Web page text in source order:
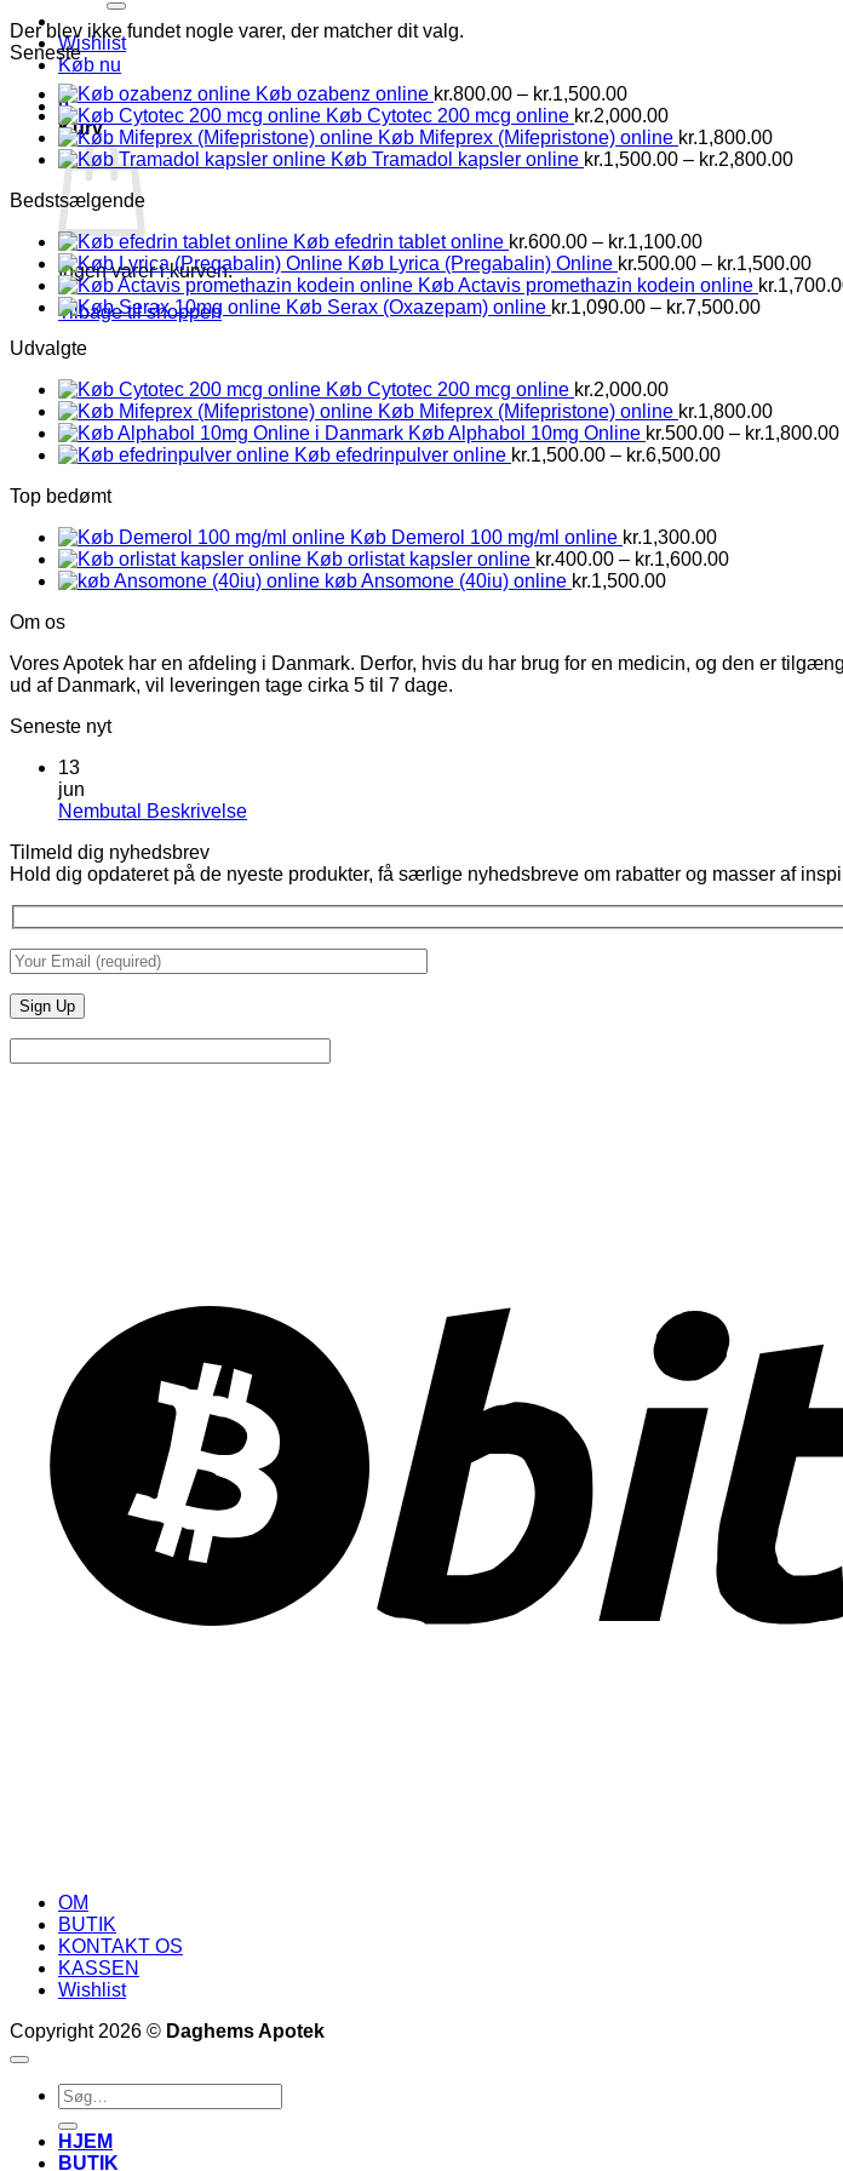
Wishlist
Køb nu
0
Kurv
Ingen varer i kurven.
Tilbage til shoppen
Der blev ikke fundet nogle varer, der matcher dit valg.
Seneste
Køb ozabenz online kr.800.00 – kr.1,500.00Prisinterval:
kr.800.00
til
kr.1,500.00
Køb Cytotec 200 mcg online kr.2,000.00
Køb Mifeprex (Mifepristone) online kr.1,800.00
Køb Tramadol kapsler online kr.1,500.00 – kr.2,800.00
Bedstsælgende
Køb efedrin tablet online kr.600.00 – kr.1,100.00Prisinterval:
kr.600.00
til
kr.1,100.00
Køb Lyrica (Pregabalin) Online kr.500.00 – kr.1,500.00
Køb Actavis promethazin kodein online kr.
Køb Serax (Oxazepam) online kr.1,090.00 – kr.7,500.00
Udvalgte
Køb Cytotec 200 mcg online kr.2,000.00
Køb Mifeprex (Mifepristone) online kr.1,800.00
Køb Alphabol 10mg Online kr.500.00 – kr.1,800.00
Køb efedrinpulver online kr.1,500.00 – kr.6,500.00Prisinterval:
Top bedømt
Køb Demerol 100 mg/ml online kr.1,300.00
Køb orlistat kapsler online kr.400.00 – kr.1,600.00Prisinterval:
køb Ansomone (40iu) online kr.1,500.00
Om os
Vores Apotek har en afdeling i Danmark. Derfor, hvis du har brug for en medicin, og den er
ud af Danmark, vil leveringen tage cirka 5 til 7 dage.
Seneste nyt
13
jun
Nembutal BeskrivelseIngen
Nembutal
Tilmeld dig nyhedsbrev
Hold dig opdateret på de nyeste produkter, få særlige nyhedsbreve om rabatter og masser af
OM
BUTIK
KONTAKT OS
KASSEN
Wishlist
Copyright 2026 © Daghems Apotek
Søg
efter:
HJEM
BUTIK